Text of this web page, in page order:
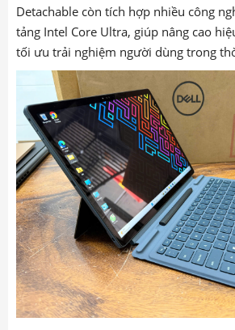
Detachable còn tích hợp nhiều công
tảng Intel Core Ultra, giúp nâng cao
tối ưu trải nghiệm người dùng trong